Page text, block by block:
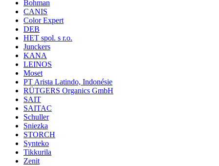
Bohman
CANIS
Color Expert
DEB
HET spol. s r.o.
Junckers
KANA
LEINOS
Moset
PT Arista Latindo, Indonésie
RÜTGERS Organics GmbH
SAIT
SAITAC
Schuller
Sniezka
STORCH
Synteko
Tikkurila
Zenit